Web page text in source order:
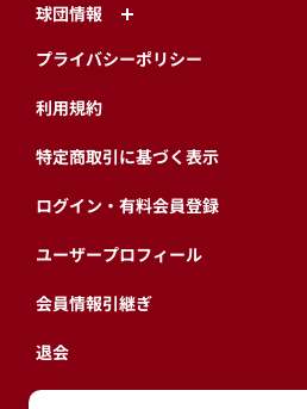
球団情報
プライバシーポリシー
利用規約
特定商取引に基づく表示
ログイン・有料会員登録
ユーザープロフィール
会員情報引継ぎ
退会